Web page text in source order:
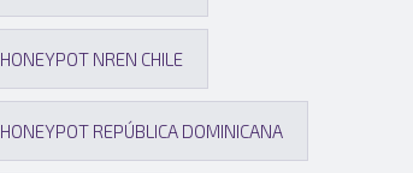
HONEYPOT NREN CHILE
HONEYPOT REPÚBLICA DOMINICANA